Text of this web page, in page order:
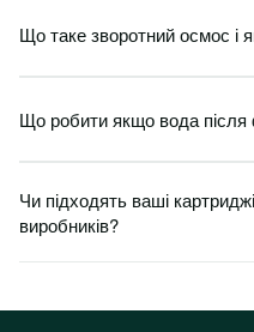
Що таке зворотний осмос і
Що робити якщо вода після
Чи підходять ваші
виробників?